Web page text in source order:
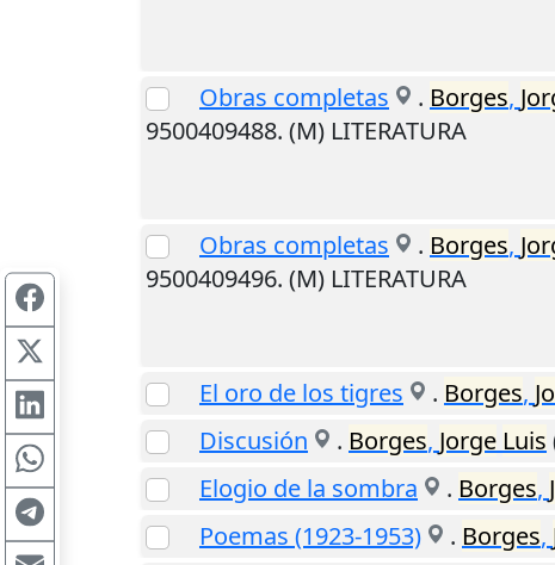
Obras completas . Borges,
9500409488. (M) LITERATURA
Obras completas . Borges,
9500409496. (M) LITERATURA
El oro de los tigres . Borges,
Discusión
. Borges, Jorge Luis
Elogio de la sombra
. Borges,
Poemas (1923-1953)
. Borges,